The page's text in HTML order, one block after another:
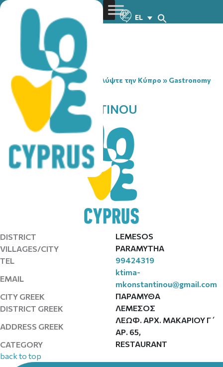
EL
You are here:Home» Ανακαλύψτε την Κύπρο » Gastronomy
» KTIMA KONSTANTINOU
KTIMA KONSTANTINOU
DISTRICT
LEMESOS
VILLAGES/CITY
PARAMYTHA
TEL
99424319
EMAIL
ktima-
mkonstantinou@gmail.com
CITY GREEK
ΠΑΡΑΜΥΘΑ
DISTRICT GREEK
ΛΕΜΕΣΟΣ
ADDRESS GREEK
ΛΕΩΦ. ΑΡΧ. ΜΑΚΑΡΙΟΥ Γ΄
ΑΡ. 65,
CATEGORY
RESTAURANT
back to top